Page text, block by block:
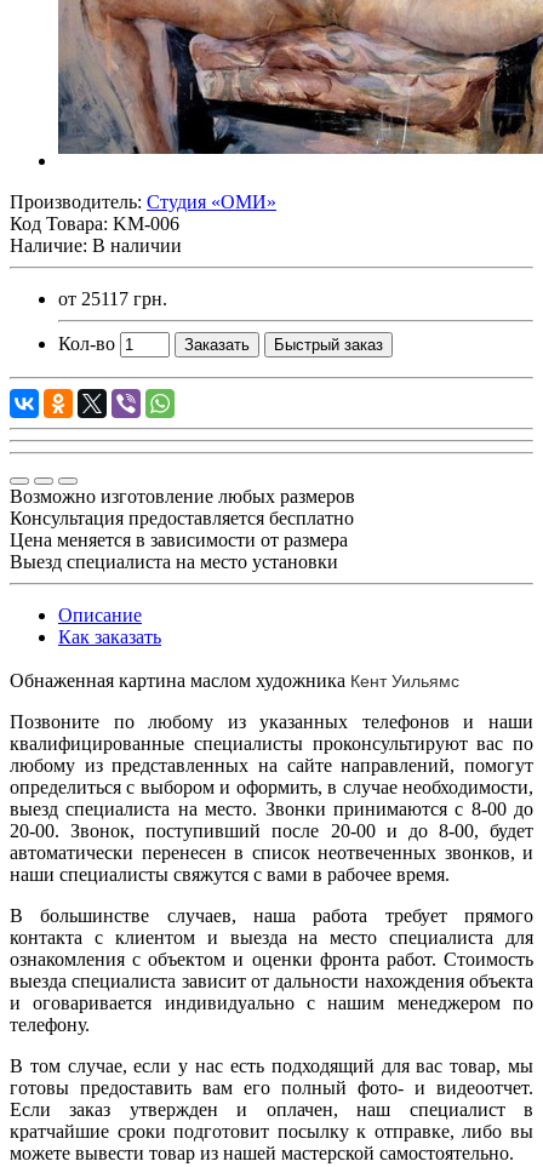
Производитель: Студия «ОМИ»
Код Товара: KM-006
Наличие: В наличии
от 25117 грн.
Кол-во Заказать Быстрый заказ
Возможно изготовление любых размеров
Консультация предоставляется бесплатно
Цена меняется в зависимости от размера
Выезд специалиста на место установки
Описание
Как заказать
Обнаженная картина маслом художника Кент Уильямс
Позвоните по любому из указанных телефонов и наши
квалифицированные специалисты проконсультируют вас по
любому из представленных на сайте направлений, помогут
определиться с выбором и оформить, в случае необходимости,
выезд специалиста на место. Звонки принимаются с 8-00 до
20-00. Звонок, поступивший после 20-00 и до 8-00, будет
автоматически перенесен в список неотвеченных звонков, и
наши специалисты свяжутся с вами в рабочее время.
В большинстве случаев, наша работа требует прямого
контакта с клиентом и выезда на место специалиста для
ознакомления с объектом и оценки фронта работ. Стоимость
выезда специалиста зависит от дальности нахождения объекта
и оговаривается индивидуально с нашим менеджером по
телефону.
В том случае, если у нас есть подходящий для вас товар, мы
готовы предоставить вам его полный фото- и видеоотчет.
Если заказ утвержден и оплачен, наш специалист в
кратчайшие сроки подготовит посылку к отправке, либо вы
можете вывести товар из нашей мастерской самостоятельно.